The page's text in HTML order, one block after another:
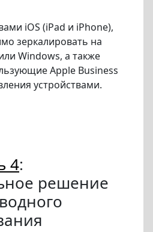
iOS (iPad и iPhone),
зеркалировать на
Windows, а также
Apple Business
устройствами.
4:
решение